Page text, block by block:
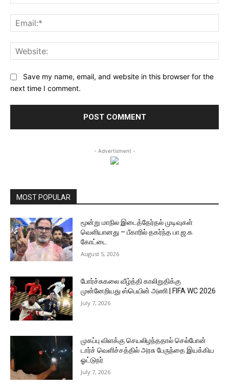
Save my name, email, and website in this browser for the
next time I comment.
- Advertisment -
MOST POPULAR
மூன்று மாநில இடைத்தேர்தல் முடிவுகள்
வெளியானது – பீகாரில் தகர்ந்த பா.ஜ.க
கோட்டை
August 5, 2026
போர்ச்சுகலை வீழ்த்தி காலிறுதிக்கு
முன்னேறியது ஸ்பெயின் அணி | FIFA WC 2026
July 7, 2026
முகப்பு விளக்கு செயலிழந்ததால் செல்போன்
டார்ச் வெளிச்சத்தில் அரசு பேருந்தை இயக்கிய
ஓட்டுநர்
July 7, 2026